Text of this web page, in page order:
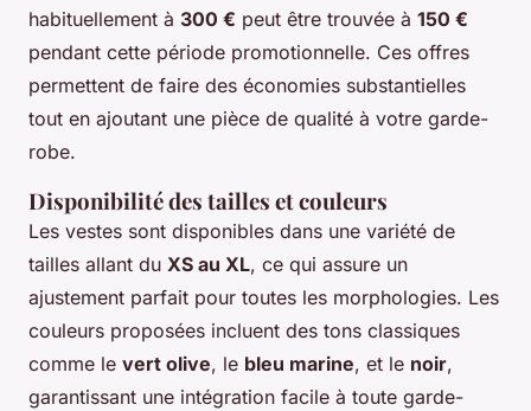
habituellement à 300 € peut être trouvée à 150 €
pendant cette période promotionnelle. Ces offres
permettent de faire des économies substantielles
tout en ajoutant une pièce de qualité à votre garde-
robe.
Disponibilité des tailles et couleurs
Les vestes sont disponibles dans une variété de
tailles allant du XS au XL, ce qui assure un
ajustement parfait pour toutes les morphologies. Les
couleurs proposées incluent des tons classiques
comme le vert olive, le bleu marine, et le noir,
garantissant une intégration facile à toute garde-